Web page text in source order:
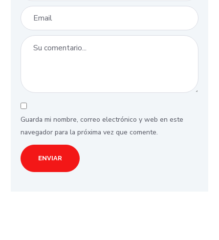
Guarda mi nombre, correo electrónico y web en este
navegador para la próxima vez que comente.